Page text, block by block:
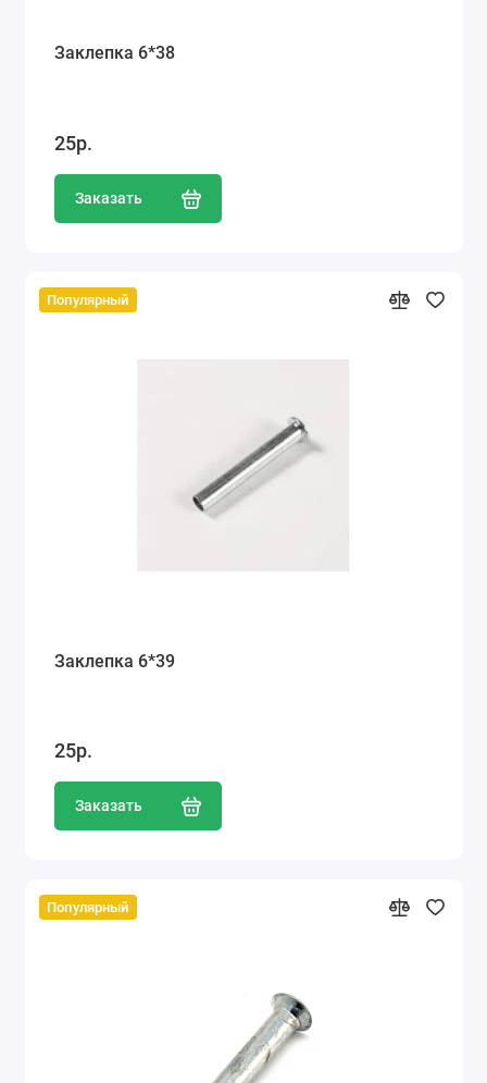
Заклепка 6*38
25р.
Заказать
Популярный
Заклепка 6*39
25р.
Заказать
Популярный